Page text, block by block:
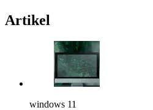
Artikel
windows 11